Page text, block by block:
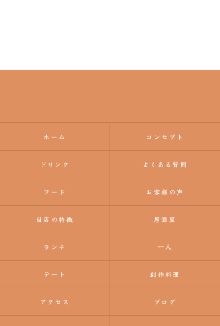
ホーム コンセプト
ドリンク よくある質問
フード お客様の声
当店の特徴 居酒屋
ランチ 一人
デート 創作料理
アクセス ブログ